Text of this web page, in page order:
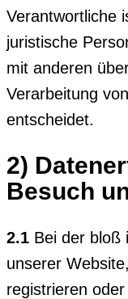
Verantwortliche
juristische
mit anderen
Verarbeitung
entscheidet.
2)
Besuch
2.1 Bei der bloß
unserer
registrieren